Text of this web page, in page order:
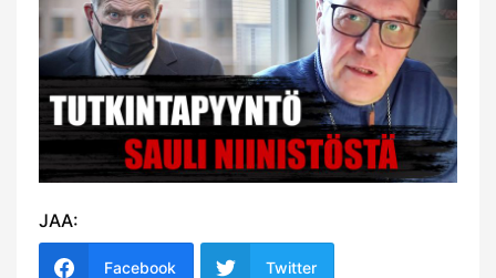
JAA:
Facebook Twitter